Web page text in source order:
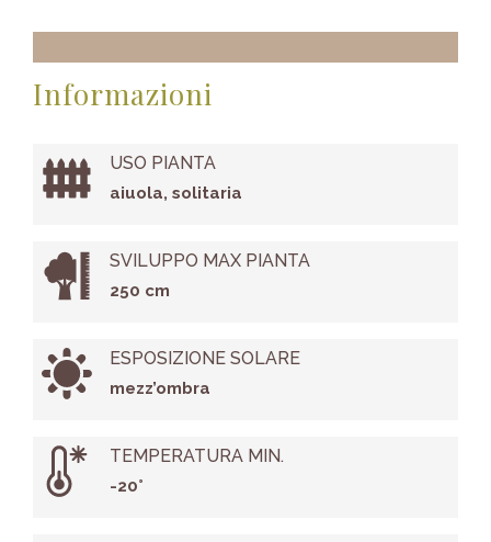
Informazioni
USO PIANTA
aiuola, solitaria
SVILUPPO MAX PIANTA
250 cm
ESPOSIZIONE SOLARE
mezz’ombra
TEMPERATURA MIN.
-20°